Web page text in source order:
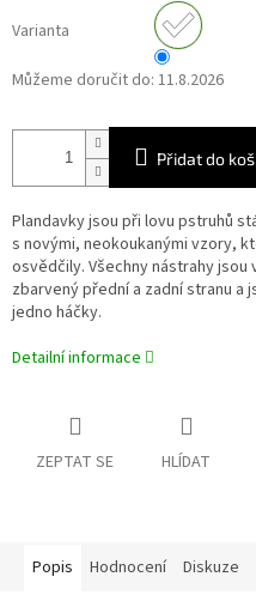
Varianta
Můžeme doručit do: 11.8.2026
Přidat do
Plandavky jsou při lovu pstruhů
s novými, neokoukanými vzory,
osvědčily. Všechny nástrahy
zbarvený přední a zadní stranu a
jedno háčky.
Detailní informace
ZEPTAT SE HLÍDAT
Popis Hodnocení Diskuze